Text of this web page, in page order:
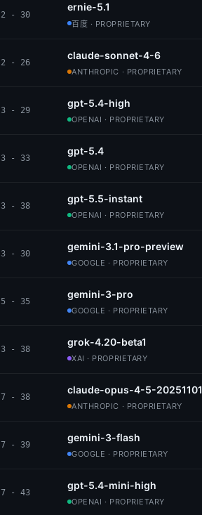
2 - 30
ernie-5.1
百度 · PROPRIETARY
2 - 26
claude-sonnet-4-6
ANTHROPIC · PROPRIETARY
3 - 29
gpt-5.4-high
OPENAI · PROPRIETARY
3 - 33
gpt-5.4
OPENAI · PROPRIETARY
3 - 38
gpt-5.5-instant
OPENAI · PROPRIETARY
3 - 30
gemini-3.1-pro-preview
GOOGLE · PROPRIETARY
5 - 35
gemini-3-pro
GOOGLE · PROPRIETARY
3 - 38
grok-4.20-beta1
XAI · PROPRIETARY
7 - 38
claude-opus-4-5-20251101
ANTHROPIC · PROPRIETARY
7 - 39
gemini-3-flash
GOOGLE · PROPRIETARY
7 - 43
gpt-5.4-mini-high
OPENAI · PROPRIETARY